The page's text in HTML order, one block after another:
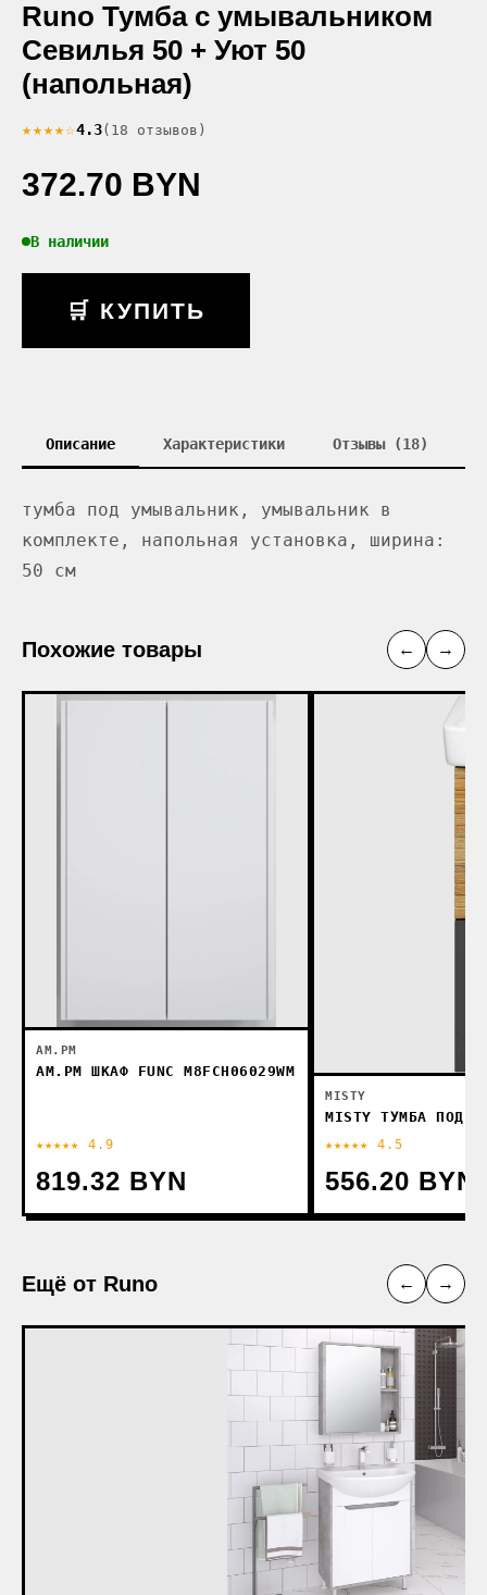
Runo Тумба с умывальником
Севилья 50 + Уют 50
(напольная)
★★★★☆4.3(18 отзывов)
372.70 BYN
В наличии
🛒 КУПИТЬ
Описание Характеристики Отзывы (18)
тумба под умывальник, умывальник в
комплекте, напольная установка, ширина:
50 см
Похожие товары ← →
AM.PM
AM.PM ШКАФ FUNC M8FCH06029WM
★★★★★ 4.9
819.32 BYN
MISTY
MISTY ТУМБА ПОД
★★★★★ 4.5
556.20 BYN
Ещё от Runo ← →